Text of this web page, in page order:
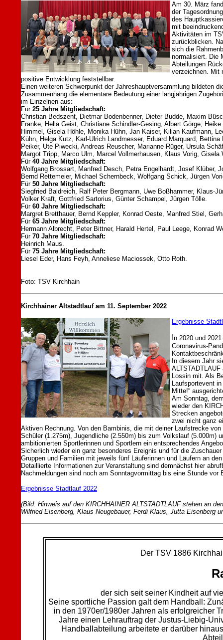
Am 30. März
der
des
mit
Aktivitäten im
zurückblicken.
sich die
normalisiert. Die
Abteilungen
verzeichnen. Mit
positive Entwicklung feststellbar.
Einen weiteren Schwerpunkt der Jahreshauptversammlung bildeten
Zusammenhang die elementare Bedeutung einer langjährigen
im Einzelnen aus:
Für 25 Jahre Mitgliedschaft:
Christian Bedszent, Dietmar Bodenbenner, Dieter Budde, Maxim
Franke, Hella Geist, Christiane Schindler-Gesing, Albert Görge,
Himmel, Gisela Höhle, Monika Hühn, Jan Kaiser, Kilian Kaufmann,
Kühn, Helga Kutz, Karl-Ulrich Landmesser, Eduard Marquard,
Peiker, Ute Piwecki, Andreas Reuscher, Marianne Rüger, Ursula
Margot Tripp, Marco Ulm, Marcel Vollmerhausen, Klaus Vorig, Gisela
Für 40 Jahre Mitgliedschaft:
Wolfgang Brossart, Manfred Desch, Petra Engelhardt, Josef Klüber,
Bernd Rettemeier, Michael Schernbeck, Wolfgang Schick, Jürgen
Für 50 Jahre Mitgliedschaft:
Siegfried Baldreich, Ralf Peter Bergmann, Uwe Boßhammer, Klaus-
Volker Kraft, Gottfried Sartorius, Günter Schampel, Jürgen Tölle.
Für 60 Jahre Mitgliedschaft:
Margret Bretthauer, Bernd Keppler, Konrad Oeste, Manfred Stiel,
Für 65 Jahre Mitgliedschaft:
Hermann Albrecht, Peter Bittner, Harald Hertel, Paul Leege, Konrad
Für 70 Jahre Mitgliedschaft:
Heinrich Maus.
Für 75 Jahre Mitgliedschaft:
Liesel Eder, Hans Feyh, Anneliese Maciossek, Otto Roth.
Foto: TSV Kirchhain
Kirchhainer Altstadtlauf am 11. September 2022
Ergebnisse
n 2020 und
Coronavirus-
In diesem Jahr
Lossin mit. Als
Laufsportevent
Mitte!“
Am Sonntag,
wieder den
Strecken
zwei nicht ganz
Aktiven Rechnung. Von den Bambinis, die mit deiner Laufstrecke
Schüler (1.275m), Jugendliche (2.550m) bis zum Volkslauf (5.000m)
ambitionierten Sportlerinnen und Sportlern ein entsprechendes
Sicherlich wieder ein ganz besonderes Ereignis und für die
Gruppen und Familien mit jeweils fünf Läuferinnen und Läufern an
Detaillierte Informationen zur Veranstaltung sind demnächst hier
Nachmeldungen sind noch am Sonntagvormittag bis eine Stunde vor
Ergebnisse Stadtlauf 2022
(Bild: Hinweis auf den KIRCHHAINER ALTSTADTLAUF stehen an
Wilfried Eisenberg, Klaus Neugebauer, Ferdi Klaus, Jutta Eisenberg
Der TSV 1886
der sich seit seiner Kindheit auf
Seine sportliche Passion galt dem Handball:
in den 1970er/1980er Jahren als erfolgreicher
Jahre einen Lehrauftrag der Justus-Liebig-
Handballabteilung arbeitete er darüber